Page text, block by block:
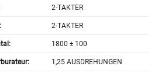
2-TAKTER
2-TAKTER
1800 ± 100
1,25 AUSDREHUNGEN